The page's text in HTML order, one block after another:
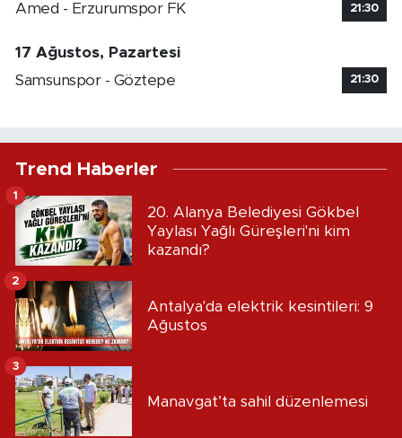
Amed - Erzurumspor FK 21:30
17 Ağustos, Pazartesi
Samsunspor - Göztepe
21:30
Trend Haberler
20. Alanya Belediyesi Gökbel
Yaylası Yağlı Güreşleri'ni kim
kazandı?
1
Antalya'da elektrik kesintileri: 9
Ağustos
2
Manavgat’ta sahil düzenlemesi
3